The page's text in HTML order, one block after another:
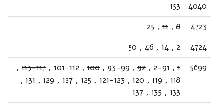
4040
153
4723
8
,
11
,
25
4724
2
,
14
,
46
,
50
5699
1
,
2-91
,
92
,
93-99
,
100
,
101-112
,
113-117
,
118
,
119
,
120
,
121-123
,
125
,
127
,
129
,
131
,
133
,
135
,
137